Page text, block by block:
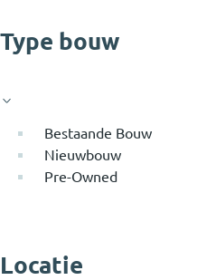
Type bouw
Bestaande Bouw
Nieuwbouw
Pre-Owned
Locatie